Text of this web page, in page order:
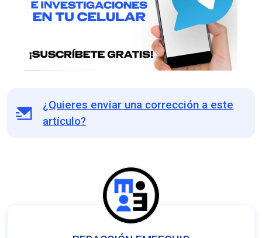
¿Quieres enviar una corrección a este
artículo?